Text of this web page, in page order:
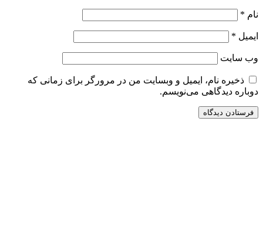
نام *
ایمیل *
وب‌ سایت
ذخیره نام، ایمیل و وبسایت من در مرورگر برای زمانی که
دوباره دیدگاهی می‌نویسم.